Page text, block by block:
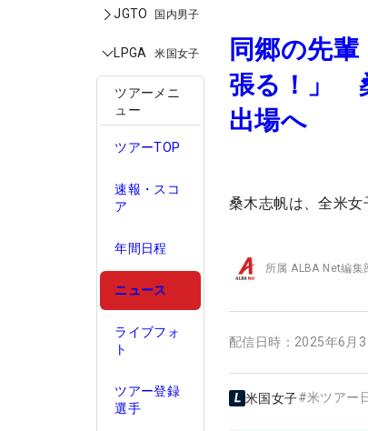
JGTO 国内男子
LPGA 米国女子
ツアーメニ
ュー
ツアーTOP
速報・スコ
ア
年間日程
ニュース
ライブフォ
ト
ツアー登録
選手
同郷の先
張る！」
出場へ
桑木志帆は、全米女
所属ALBA Net編集
配信日時： 2025年6月
米国女子#米ツアー